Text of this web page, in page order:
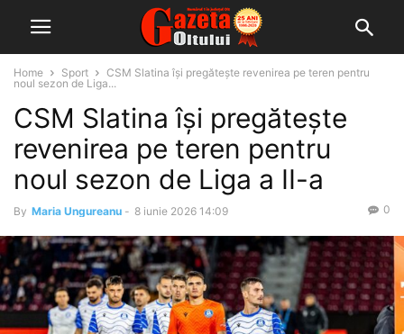
Home Sport
CSM Slatina își pregătește revenirea pe teren pentru
noul sezon de Liga...
CSM Slatina își pregătește
revenirea pe teren pentru
noul sezon de Liga a II-a
By Maria Ungureanu - 8 iunie 2026 14:09 0